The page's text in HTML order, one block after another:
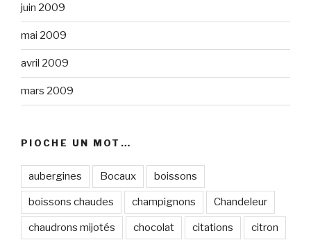
juin 2009
mai 2009
avril 2009
mars 2009
PIOCHE UN MOT…
aubergines Bocaux boissons
boissons chaudes champignons Chandeleur
chaudrons mijotés chocolat citations citron